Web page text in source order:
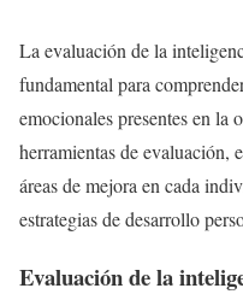
La evaluación de la
fundamental para
emocionales presentes en la
herramientas de evaluación,
áreas de mejora en cada
estrategias de desarrollo
Evaluación de la